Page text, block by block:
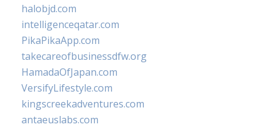
halobjd.com
intelligenceqatar.com
PikaPikaApp.com
takecareofbusinessdfw.org
HamadaOfJapan.com
VersifyLifestyle.com
kingscreekadventures.com
antaeuslabs.com